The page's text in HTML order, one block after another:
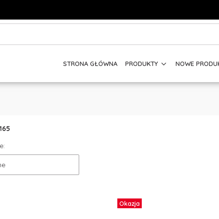
STRONA GŁÓWNA PRODUKTY NOWE
165
Okazja